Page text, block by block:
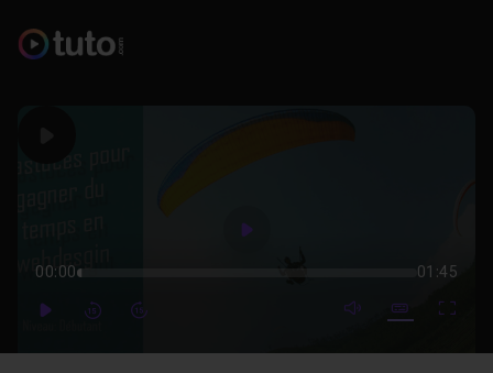
Play
00:00 01:45
PlayForwardForward mute video
Subtitles